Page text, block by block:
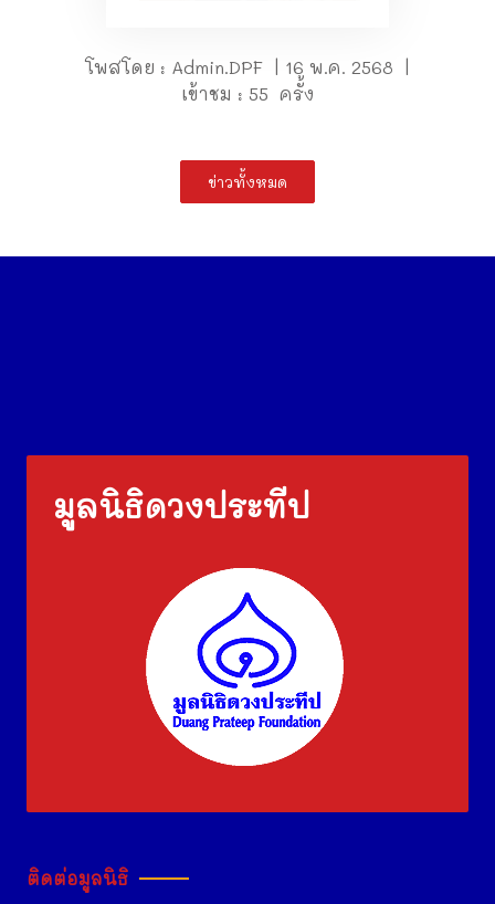
โพสโดย : Admin.DPF | 16 พ.ค. 2568 |
เข้าชม : 55 ครั้ง
ข่าวทั้งหมด
มูลนิธิดวงประทีป
ติดต่อมูลนิธิ